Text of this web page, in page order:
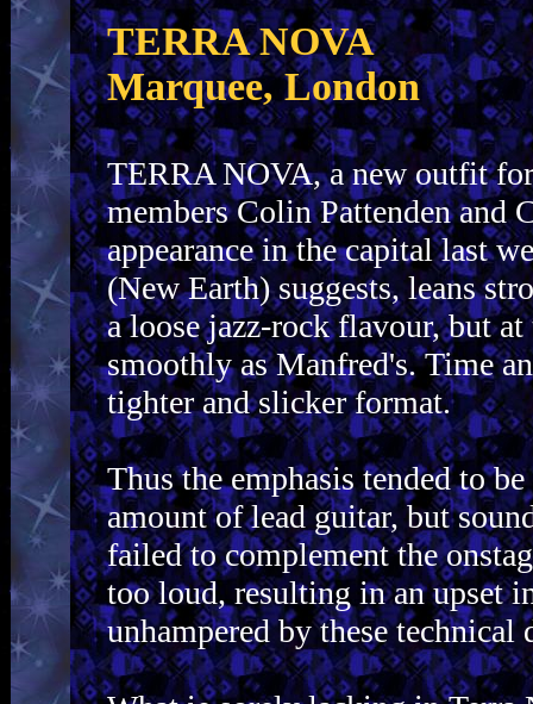
TERRA NOVA
Marquee, London
TERRA NOVA, a new outfit
members Colin Pattenden and
appearance in the capital last
(New Earth) suggests, leans
a loose jazz-rock flavour, but
smoothly as Manfred's. Time
tighter and slicker format.
Thus the emphasis tended to
amount of lead guitar, but
failed to complement the
too loud, resulting in an upset
unhampered by these